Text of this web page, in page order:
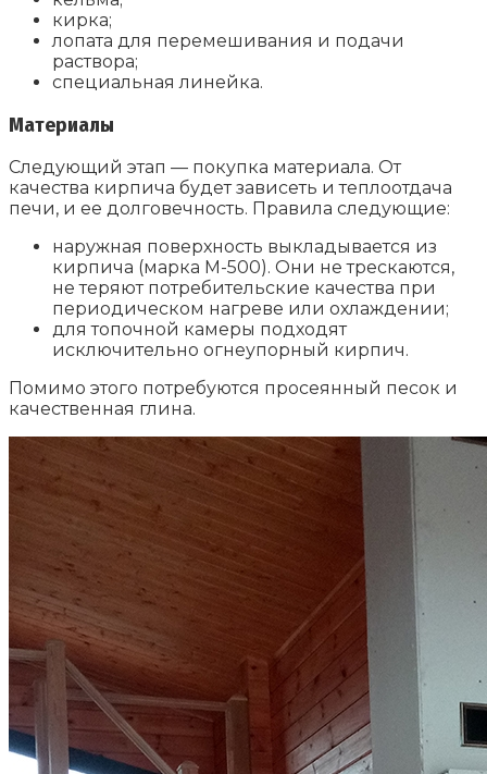
кирка;
лопата для перемешивания и подачи
раствора;
специальная линейка.
Материалы
Следующий этап — покупка материала. От
качества кирпича будет зависеть и теплоотдача
печи, и ее долговечность. Правила следующие:
наружная поверхность выкладывается из
кирпича (марка М-500). Они не трескаются,
не теряют потребительские качества при
периодическом нагреве или охлаждении;
для топочной камеры подходят
исключительно огнеупорный кирпич.
Помимо этого потребуются просеянный песок и
качественная глина.